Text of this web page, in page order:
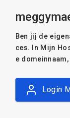
Ben jij de
ces. In Mijn
e
Login